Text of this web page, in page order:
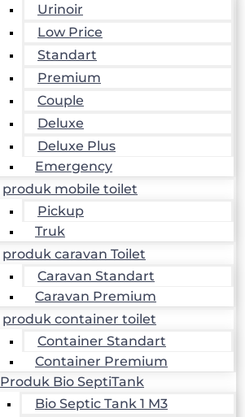
Urinoir
Low Price
Standart
Premium
Couple
Deluxe
Deluxe Plus
Emergency
produk mobile toilet
Pickup
Truk
produk caravan Toilet
Caravan Standart
Caravan Premium
produk container toilet
Container Standart
Container Premium
Produk Bio SeptiTank
Bio Septic Tank 1 M3